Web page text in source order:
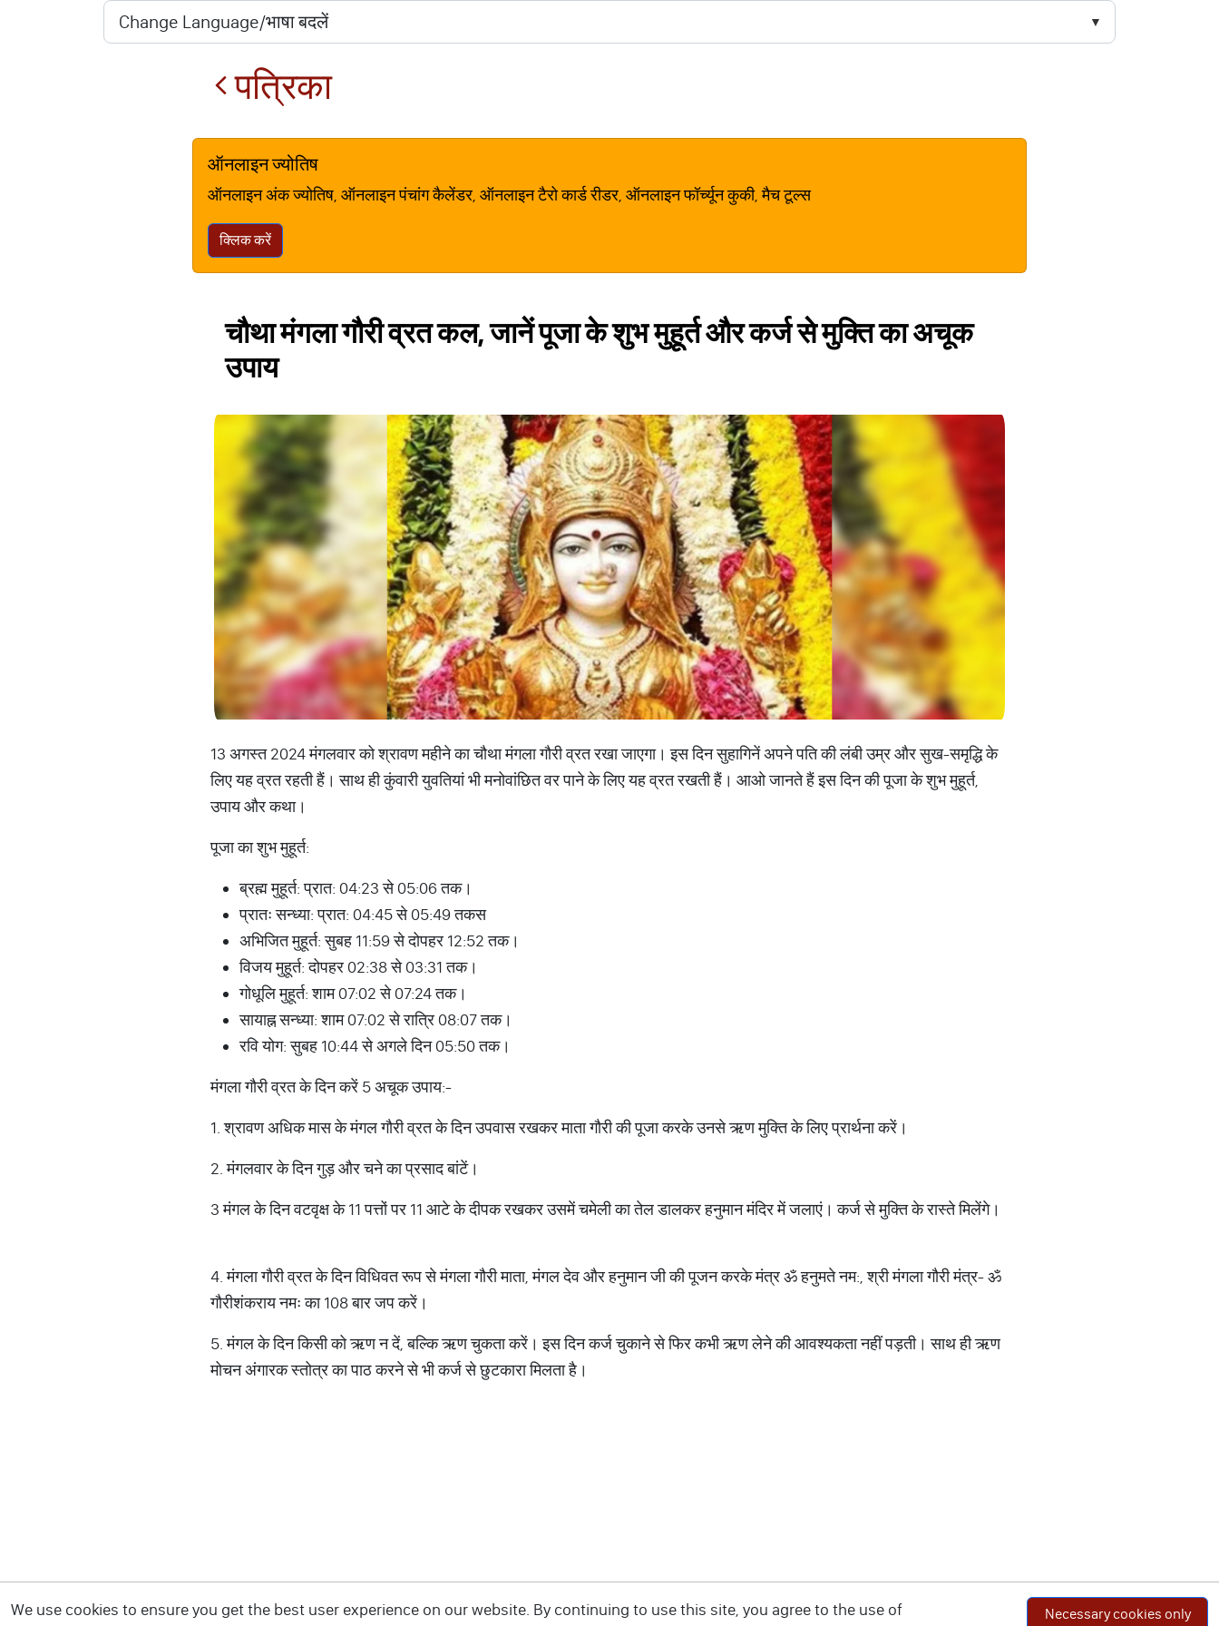
पत्रिका
ऑनलाइन ज्योतिष
ऑनलाइन अंक ज्योतिष, ऑनलाइन पंचांग कैलेंडर, ऑनलाइन टैरो कार्ड रीडर, ऑनलाइन फॉर्च्यून कुकी, मैच टूल्स
क्लिक करें
चौथा मंगला गौरी व्रत कल, जानें पूजा के शुभ मुहूर्त और कर्ज से मुक्ति का अचूक
उपाय
13 अगस्त 2024 मंगलवार को श्रावण महीने का चौथा मंगला गौरी व्रत रखा जाएगा। इस दिन सुहागिनें अपने पति की लंबी उम्र और सुख-समृद्धि के
लिए यह व्रत रहती हैं। साथ ही कुंवारी युवतियां भी मनोवांछित वर पाने के लिए यह व्रत रखती हैं। आओ जानते हैं इस दिन की पूजा के शुभ मुहूर्त,
उपाय और कथा।
पूजा का शुभ मुहूर्त:
ब्रह्म मुहूर्त: प्रात: 04:23 से 05:06 तक।
प्रातः सन्ध्या: प्रात: 04:45 से 05:49 तकस
अभिजित मुहूर्त: सुबह 11:59 से दोपहर 12:52 तक।
विजय मुहूर्त: दोपहर 02:38 से 03:31 तक।
गोधूलि मुहूर्त: शाम 07:02 से 07:24 तक।
सायाह्न सन्ध्या: शाम 07:02 से रात्रि 08:07 तक।
रवि योग: सुबह 10:44 से अगले दिन 05:50 तक।
मंगला गौरी व्रत के दिन करें 5 अचूक उपाय:-
1. श्रावण अधिक मास के मंगल गौरी व्रत के दिन उपवास रखकर माता गौरी की पूजा करके उनसे ऋण मुक्ति के लिए प्रार्थना करें।
2. मंगलवार के दिन गुड़ और चने का प्रसाद बांटें।
3 मंगल के दिन वटवृक्ष के 11 पत्तों पर 11 आटे के दीपक रखकर उसमें चमेली का तेल डालकर हनुमान मंदिर में जलाएं। कर्ज से मुक्ति के रास्ते मिलेंगे।
4. मंगला गौरी व्रत के दिन विधिवत रूप से मंगला गौरी माता, मंगल देव और हनुमान जी की पूजन करके मंत्र ॐ हनुमते नम:, श्री मंगला गौरी मंत्र- ॐ
गौरीशंकराय नमः का 108 बार जप करें।
5. मंगल के दिन किसी को ऋण न दें, बल्कि ऋण चुकता करें। इस दिन कर्ज चुकाने से फिर कभी ऋण लेने की आवश्यकता नहीं पड़ती। साथ ही ऋण
मोचन अंगारक स्तोत्र का पाठ करने से भी कर्ज से छुटकारा मिलता है।
We use cookies to ensure you get the best user experience on our website. By continuing to use this site, you agree to the use of Necessary cookies only